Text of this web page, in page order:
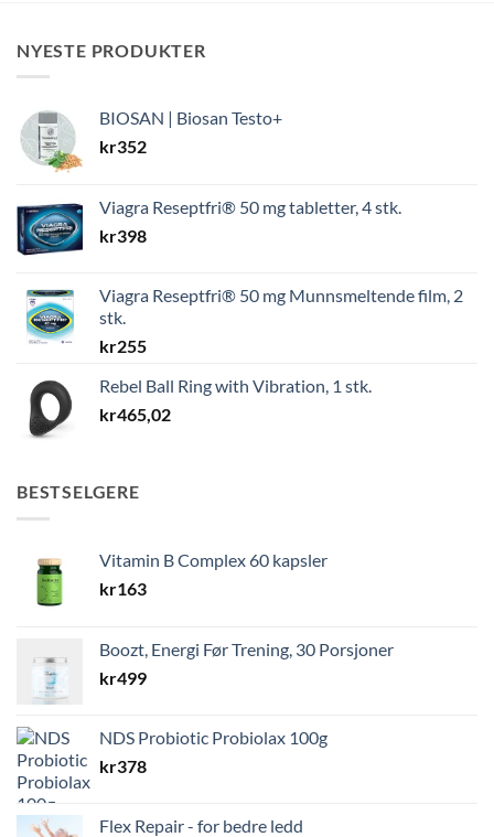
NYESTE PRODUKTER
BIOSAN | Biosan Testo+
kr352
Viagra Reseptfri® 50 mg tabletter, 4 stk.
kr398
Viagra Reseptfri® 50 mg Munnsmeltende film, 2
stk.
kr255
Rebel Ball Ring with Vibration, 1 stk.
kr465,02
BESTSELGERE
Vitamin B Complex 60 kapsler
kr163
Boozt, Energi Før Trening, 30 Porsjoner
kr499
NDS Probiotic Probiolax 100g
kr378
Flex Repair - for bedre ledd